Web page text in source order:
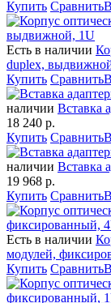
Купить Сравнить
Есть в наличии
duplex,
Купить Сравнить
наличии Вставка
18 240 р.
Купить Сравнить
наличии Вставка
19 968 р.
Купить Сравнить
Есть в наличии
модулей,
Купить Сравнить